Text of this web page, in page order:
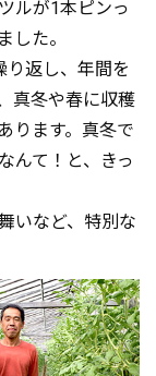
ルが1本ピンっ
した。
り返し、年間を
真冬や春に収穫
ります。真冬で
んて！と、きっ
いなど、特別な